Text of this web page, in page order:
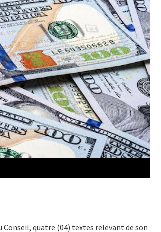
Conseil, quatre (04) textes relevant de son